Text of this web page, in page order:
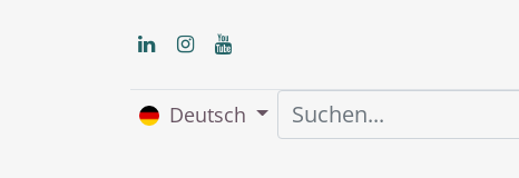
Deutsch